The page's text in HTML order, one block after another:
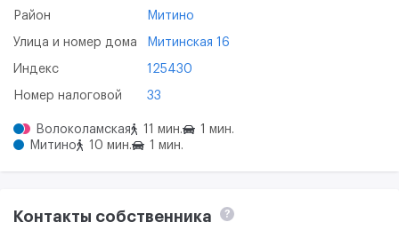
Район Митино
Улица и номер дома Митинская 16
Индекс 125430
Номер налоговой 33
Волоколамская 11 мин.
1 мин.
Митино
10 мин. 1 мин.
Контакты собственника ?